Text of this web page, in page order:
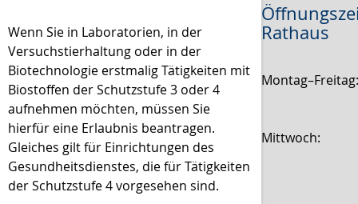
Wenn Sie in Laboratorien, in der
Versuchstierhaltung oder in der
Biotechnologie erstmalig Tätigkeiten mit
Biostoffen der Schutzstufe 3 oder 4
aufnehmen möchten, müssen Sie
hierfür eine Erlaubnis beantragen.
Gleiches gilt für Einrichtungen des
Gesundheitsdienstes, die für Tätigkeiten
der Schutzstufe 4 vorgesehen sind.
Rathaus
Mittwoch: